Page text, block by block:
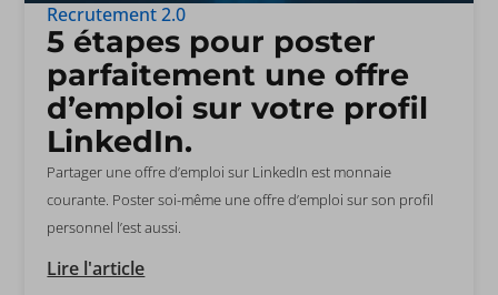
Recrutement 2.0
5 étapes pour poster
parfaitement une offre
d’emploi sur votre profil
LinkedIn.
Partager une offre d’emploi sur LinkedIn est monnaie
courante. Poster soi-même une offre d’emploi sur son profil
personnel l’est aussi.
Lire l'article